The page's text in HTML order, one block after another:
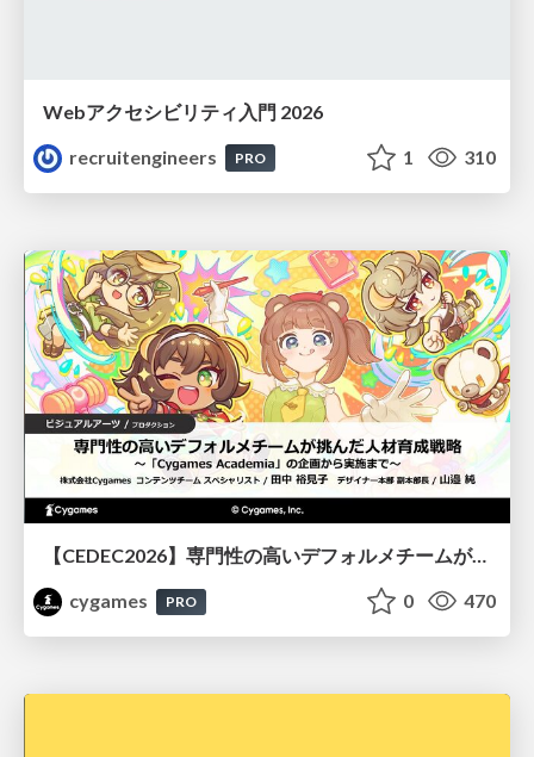
Webアクセシビリティ入門 2026
recruitengineers
PRO 1 310
【CEDEC2026】専門性の高いデフォルメチームが挑んだ人材育成戦略 〜Cygames Academiaの企画から実施まで〜
cygames
PRO 0 470